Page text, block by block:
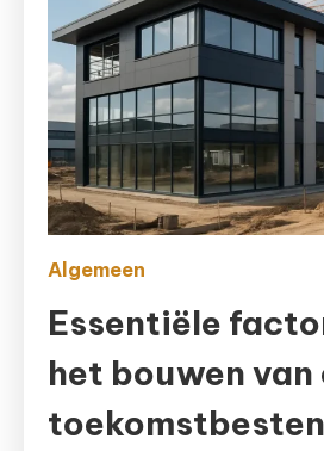
Algemeen
Essentiële
het bouwen van